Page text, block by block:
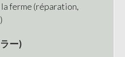
ferme (réparation,
ー)